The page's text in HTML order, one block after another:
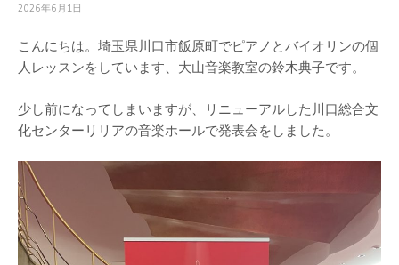
2026年6月1日
こんにちは。埼玉県川口市飯原町でピアノとバイオリンの個
人レッスンをしています、大山音楽教室の鈴木典子です。
少し前になってしまいますが、リニューアルした川口総合文
化センターリリアの音楽ホールで発表会をしました。